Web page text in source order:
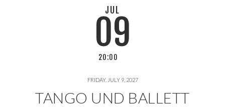
20:00
09
FRIDAY, JULY 9, 2027
TANGO UND BALLETT
JUL